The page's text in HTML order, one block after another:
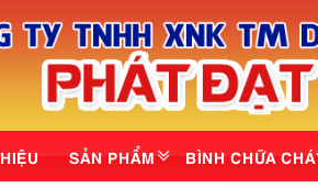
SẢN PHẨM BÌNH CHỮA